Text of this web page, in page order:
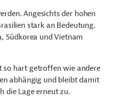
Angesichts der hohen
stark an Bedeutung.
Südkorea und Vietnam
so hart getroffen wie andere
abhängig und bleibt damit
die Lage erneut zu.